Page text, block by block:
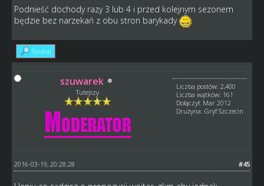
Podnieść dochody razy 3 lub 4 i przed kolejnym sezonem
będzie bez narzekań z obu stron barykady
Szukaj
szuwarek
Tutejszy
Liczba postów: 2,400
Liczba wątków: 161
Dołączył: Mar 2012
Drużyna: Gryf Szczecin
#45
2016-03-19, 20:28:28